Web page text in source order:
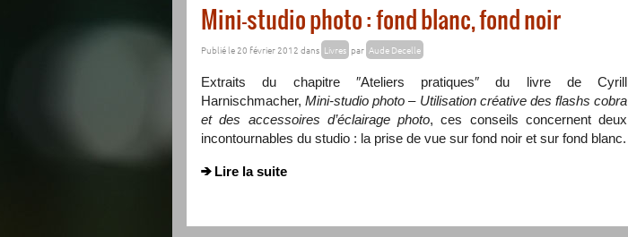
Mini-studio photo : fond blanc, fond noir
Publié le 20 février 2012 dans Livres par Aude Decelle
Extraits du chapitre ″Ateliers pratiques″ du livre de Cyrill
Harnischmacher,Mini-studio photo – Utilisation créative des flashs cobra
et des accessoires d’éclairage photo, ces conseils concernent deux
incontournables du studio : la prise de vue sur fond noir et sur fond blanc.
Lire la suite